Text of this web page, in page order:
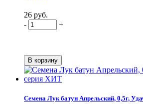
26 руб.
-
+
Семена Лук батун Апрельский, 0,5г,